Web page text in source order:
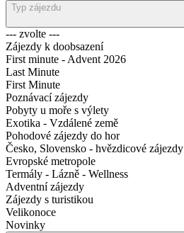
Typ zájezdu
--- zvolte ---
Zájezdy k doobsazení
First minute - Advent 2026
Last Minute
First Minute
Poznávací zájezdy
Pobyty u moře s výlety
Exotika - Vzdálené země
Pohodové zájezdy do hor
Česko, Slovensko - hvězdicové zájezdy
Evropské metropole
Termály - Lázně - Wellness
Adventní zájezdy
Zájezdy s turistikou
Velikonoce
Novinky